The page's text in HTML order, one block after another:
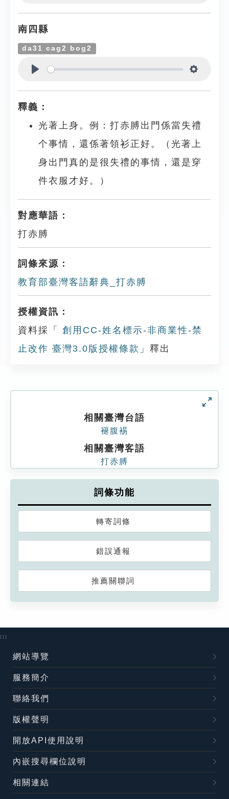
南四縣
da31 cag2 bog2
釋義：
光著上身。例：打赤膊出門係當失禮
个事情，還係著領衫正好。（光著上
身出門真的是很失禮的事情，還是穿
件衣服才好。）
對應華語：
打赤膊
詞條來源：
教育部臺灣客語辭典_打赤膊
授權資訊：
資料採「
創用CC-姓名標示-非商業性-禁
止改作 臺灣3.0版授權條款 」釋出
相關臺灣台語
褪腹裼
相關臺灣客語
打赤膊
詞條功能
轉寄詞條
錯誤通報
推薦關聯詞
:::
網站導覽
服務簡介
聯絡我們
版權聲明
開放API使用說明
內嵌搜尋欄位說明
相關連結